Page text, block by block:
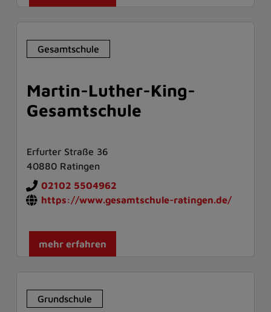
Gesamtschule
Martin-Luther-King-
Gesamtschule
Erfurter Straße 36
40880 Ratingen
02102 5504962
https://www.gesamtschule-ratingen.de/
mehr erfahren
Grundschule